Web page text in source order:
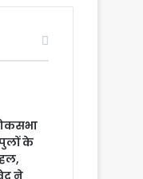
पुलों के
ने